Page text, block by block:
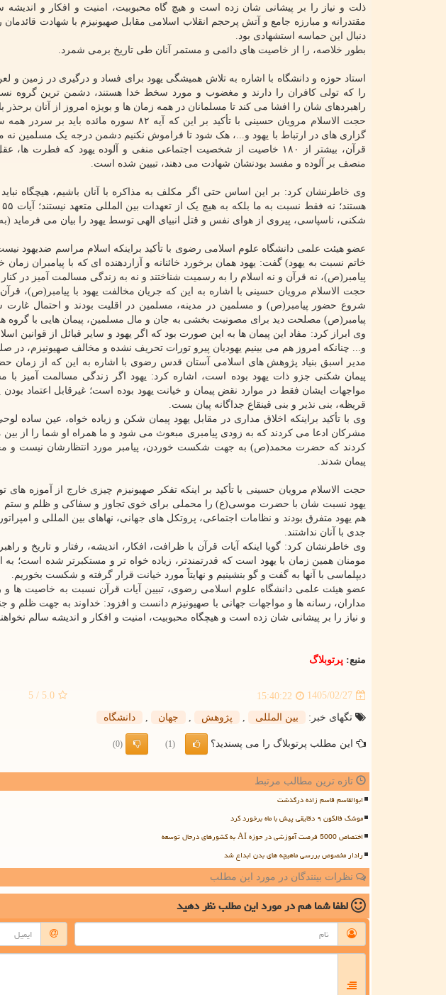
ذلت و نیاز را بر پیشانی شان زده است و هیچ گاه محبوبیت، امنیت و افکار و اندیشه
مقتدرانه و مبارزه جامع و آتش پرحجم انقلاب اسلامی مقابل صهیونیزم با شهادت
دنبال این حماسه استشهادی بود.
بطور خلاصه، را از خاصیت های دائمی و مستمر آنان طی تاریخ برمی شمرد.
استاد حوزه و دانشگاه با اشاره به تلاش همیشگی یهود برای فساد و درگیری در زمین و
را که تولی کافران را دارند و مغضوب و مورد سخط خدا هستند، دشمن ترین
راهبردهای شان را افشا می کند تا مسلمانان در همه زمان ها و بویژه امروز از آنان برحذر
حجت الاسلام مرویان حسینی با تأکید بر این که
قرآن، بیشتر از ۱۸۰ خاصیت از شخصیت اجتماعی منفی و آلوده یهود که
منصف بر آلوده و مفسد بودنشان شهادت می دهند، تبیین شده است.
وی خاطرنشان کرد: بر این اساس حتی اگر مکلف به مذاکره با آنان باشیم، هیچگاه نباید
شکنی، ناسپاسی، پیروی از هوای نفس و قتل انبیای الهی توسط یهود را بیان می فرماید
عضو هیئت علمی دانشگاه علوم اسلامی رضوی با تأکید براینکه اسلام مراسم ضدیهود
خاتم نسبت به یهود) گفت: یهود همان برخورد خائنانه و آزاردهنده ای که با پیامبران زمان
پیامبر(ص)، نه قرآن و نه اسلام را به رسمیت شناختند و نه به زندگی مسالمت آمیز در
حجت الاسلام مرویان حسینی با اشاره به این که جریان مخالفت یهود با پیامبر(ص)،
شروع حضور پیامبر(ص) و مسلمین در مدینه، مسلمین در اقلیت بودند و احتمال
پیامبر(ص) مصلحت دید برای مصونیت بخشی به جان و مال مسلمین، پیمان هایی با گروه
وی ابراز کرد: مفاد این پیمان ها به این صورت بود که اگر یهود و سایر قبائل از قوانین
و... چنانکه امروز هم می بینیم یهودیان پیرو تورات تحریف نشده و مخالف صهیونیزم،
مدیر اسبق بنیاد پژوهش های اسلامی آستان قدس رضوی با اشاره به این که از زمان
پیمان شکنی جزو ذات یهود بوده است، اشاره کرد: یهود اگر زندگی مسالمت آمیز با
مواجهات ایشان فقط در موارد نقض پیمان و خیانت یهود بوده است؛ غیرقابل اعتماد
قریظه، بنی نذیر و بنی قینقاع جداگانه پیان بست.
وی با تأکید براینکه اخلاق مداری در مقابل یهود پیمان شکن و زیاده خواه، عین ساده
مشرکان ادعا می کردند که به زودی پیامبری مبعوث می شود و ما همراه او شما را از
کردند که حضرت محمد(ص) به جهت شکست خوردن، پیامبر مورد انتظارشان نیست و
پیمان شدند.
حجت الاسلام مرویان حسینی با تأکید بر اینکه تفکر صهیونیزم چیزی خارج از آموزه
یهود نسبت شان با حضرت موسی(ع) را محملی برای خوی تجاوز و سفاکی و ظلم و ستم و
هم یهود متفرق بودند و نظامات اجتماعی، پروتکل های جهانی، نهاهای بین المللی و
جدی با آنان نداشتند.
وی خاطرنشان کرد: گویا اینکه آیات قرآن با ظرافت، افکار، اندیشه، رفتار و تاریخ و
مومنان همین زمان با یهود است که قدرتمندتر، زیاده خواه تر و مستکبرتر شده است؛ به
دیپلماسی با آنها به گفت و گو بنشینیم و نهایتاً مورد خیانت قرار گرفته و شکست بخوریم.
عضو هیئت علمی دانشگاه علوم اسلامی رضوی، تبیین آیات قرآن نسبت به خاصیت ها و
مداران، رسانه ها و مواجهات جهانی با صهیونیزم دانست و افزود: خداوند به جهت ظلم و
و نیاز را بر پیشانی شان زده است و هیچگاه محبوبیت، امنیت و افکار و اندیشه سالم
منبع: پرتوبلاگ
1405/02/27
15:40:22
5.0
/ 5
تگهای خبر: بین المللی , پژوهش , جهان , دانشگاه
این مطلب پرتوبلاگ را می پسندید؟ (1)
(0)
تازه ترین مطالب مرتبط
ابوالقاسم قاسم زاده درگذشت
موشک فالکون ۹ دقایقی پیش با ماه برخورد کرد
اختصاص 5000 فرصت آموزشی در حوزه AI به کشورهای درحال توسعه
رادار مخصوص بررسی ماهیچه های بدن ابداع شد
نظرات بینندگان در مورد این مطلب
لطفا شما همدر مورد این مطلبنظر دهید